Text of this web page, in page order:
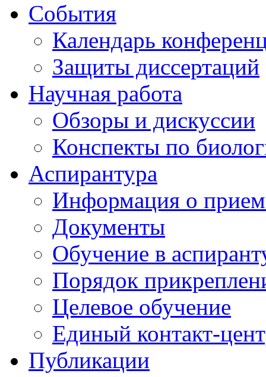
События
Календарь
Защиты диссертаций
Научная работа
Обзоры и дискуссии
Конспекты по
Аспирантура
Информация о
Документы
Обучение в
Порядок
Целевое обучение
Единый контакт-
Публикации